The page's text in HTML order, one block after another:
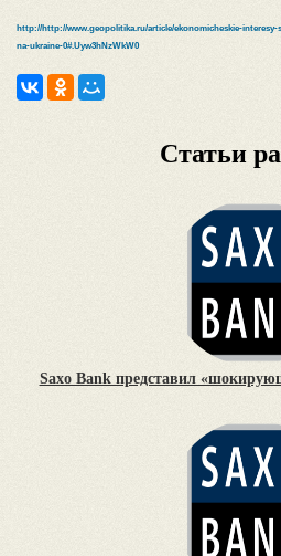
http://http://www.geopolitika.ru/article/ekonomicheskie-
na-ukraine-0#.Uyw3hNzWkW0
Статьи
Saxo Bank представил